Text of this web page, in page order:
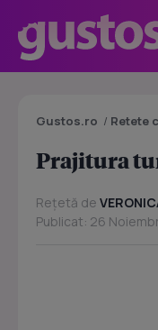
Gustos.ro / Retete
Prajitura
Rețetă de
Publicat: 26